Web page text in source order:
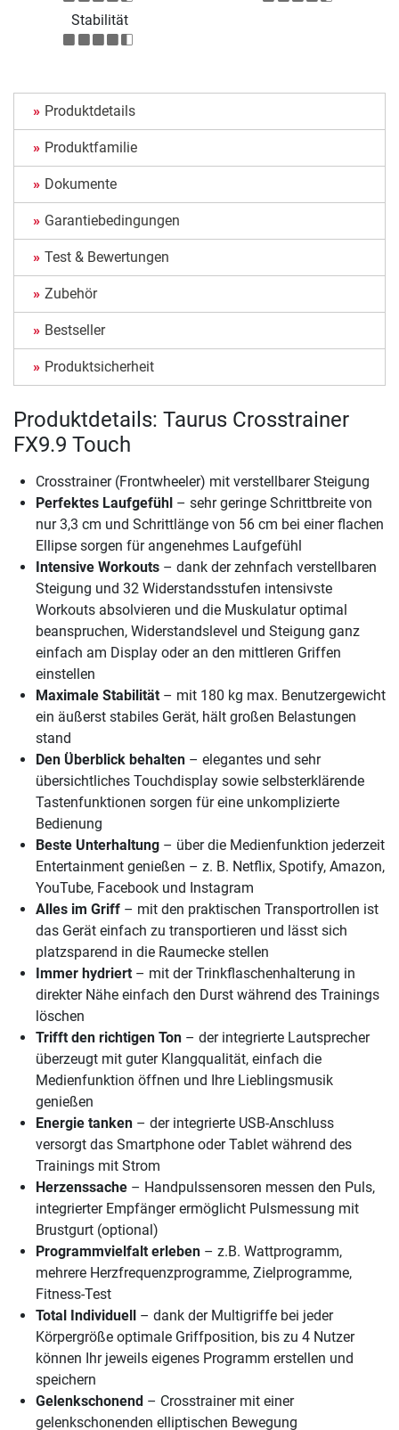
Stabilität
Produktdetails
Produktfamilie
Dokumente
Garantiebedingungen
Test & Bewertungen
Zubehör
Bestseller
Produktsicherheit
Produktdetails: Taurus Crosstrainer
FX9.9 Touch
Crosstrainer (Frontwheeler) mit verstellbarer Steigung
Perfektes Laufgefühl – sehr geringe Schrittbreite von
nur 3,3 cm und Schrittlänge von 56 cm bei einer flachen
Ellipse sorgen für angenehmes Laufgefühl
Intensive Workouts – dank der zehnfach verstellbaren
Steigung und 32 Widerstandsstufen intensivste
Workouts absolvieren und die Muskulatur optimal
beanspruchen, Widerstandslevel und Steigung ganz
einfach am Display oder an den mittleren Griffen
einstellen
Maximale Stabilität – mit 180 kg max. Benutzergewicht
ein äußerst stabiles Gerät, hält großen Belastungen
stand
Den Überblick behalten – elegantes und sehr
übersichtliches Touchdisplay sowie selbsterklärende
Tastenfunktionen sorgen für eine unkomplizierte
Bedienung
Beste Unterhaltung – über die Medienfunktion jederzeit
Entertainment genießen – z. B. Netflix, Spotify, Amazon,
YouTube, Facebook und Instagram
Alles im Griff – mit den praktischen Transportrollen ist
das Gerät einfach zu transportieren und lässt sich
platzsparend in die Raumecke stellen
Immer hydriert – mit der Trinkflaschenhalterung in
direkter Nähe einfach den Durst während des Trainings
löschen
Trifft den richtigen Ton – der integrierte Lautsprecher
überzeugt mit guter Klangqualität, einfach die
Medienfunktion öffnen und Ihre Lieblingsmusik
genießen
Energie tanken – der integrierte USB-Anschluss
versorgt das Smartphone oder Tablet während des
Trainings mit Strom
Herzenssache – Handpulssensoren messen den Puls,
integrierter Empfänger ermöglicht Pulsmessung mit
Brustgurt (optional)
Programmvielfalt erleben – z.B. Wattprogramm,
mehrere Herzfrequenzprogramme, Zielprogramme,
Fitness-Test
Total Individuell – dank der Multigriffe bei jeder
Körpergröße optimale Griffposition, bis zu 4 Nutzer
können Ihr jeweils eigenes Programm erstellen und
speichern
Gelenkschonend – Crosstrainer mit einer
gelenkschonenden elliptischen Bewegung